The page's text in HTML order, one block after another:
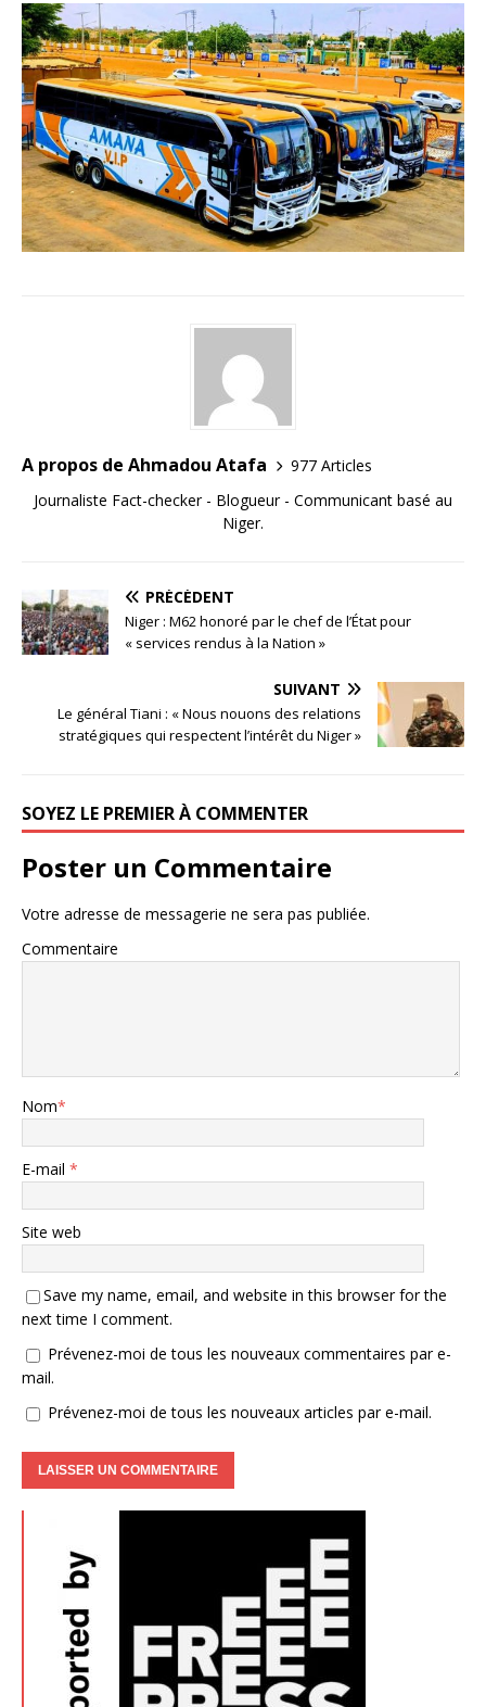
A propos de Ahmadou Atafa
977 Articles
Journaliste Fact-checker - Blogueur - Communicant basé au
Niger.
PRÉCÉDENT
Niger : M62 honoré par le chef de l’État pour
« services rendus à la Nation »
SUIVANT
Le général Tiani : « Nous nouons des relations
stratégiques qui respectent l’intérêt du Niger »
SOYEZ LE PREMIER À COMMENTER
Poster un Commentaire
Votre adresse de messagerie ne sera pas publiée.
Commentaire
Nom*
E-mail *
Site web
Save my name, email, and website in this browser for the
next time I comment.
Prévenez-moi de tous les nouveaux commentaires par e-
mail.
Prévenez-moi de tous les nouveaux articles par e-mail.